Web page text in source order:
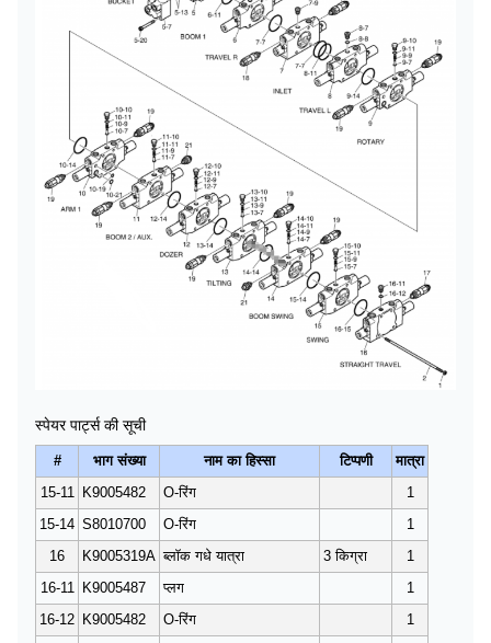
स्पेयर पार्ट्स की सूची
# भाग संख्या नाम का हिस्सा टिप्पणी
मात्रा
15-11
K9005482 O-रिंग
1
15-14 S8010700 O-रिंग
1
16
K9005319A ब्लॉक गधे यात्रा 3 किग्रा
1
16-11
K9005487 प्लग
1
16-12 K9005482 O-रिंग 1